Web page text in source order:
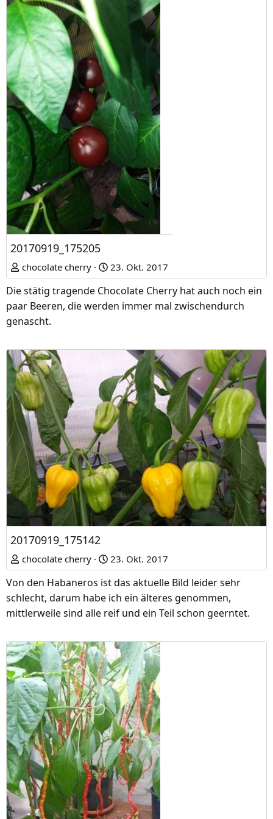
20170919_175205
chocolate cherry 23. Okt. 2017
Die stätig tragende Chocolate Cherry hat auch noch ein
paar Beeren, die werden immer mal zwischendurch
genascht.
20170919_175142
chocolate cherry 23. Okt. 2017
Von den Habaneros ist das aktuelle Bild leider sehr
schlecht, darum habe ich ein älteres genommen,
mittlerweile sind alle reif und ein Teil schon geerntet.